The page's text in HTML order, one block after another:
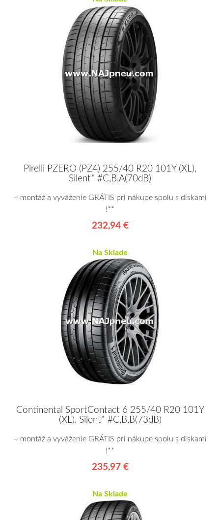
Pirelli PZERO (PZ4) 255/40 R20 101Y (XL),
Silent* #C,B,A(70dB)
+ montáž a vyváženie GRÁTIS pri nákupe spolu s diskami
!**
232,94 €
Na Sklade
Continental SportContact 6 255/40 R20 101Y
(XL), Silent* #C,B,B(73dB)
+ montáž a vyváženie GRÁTIS pri nákupe spolu s diskami
!**
235,97 €
Na Sklade